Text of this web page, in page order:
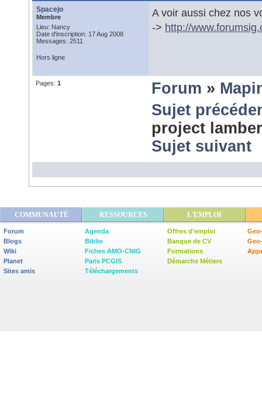
Spacejo
Membre
Lieu: Nancy
Date d'inscription: 17 Aug 2008
Messages: 2511
A voir aussi chez nos
-> http://
Hors ligne
Pages: 1 Forum »
Sujet
project
Sujet suivant
COMMUNAUTÉ RESSOURCES L'EMPLOI
Forum
Blogs
Wiki
Planet
Sites amis
Agenda
Biblio
Fiches AMO-CNIG
Paris PCGIS
Téléchargements
Offres d'emploi
Banque de CV
Formations
Démarche Métiers